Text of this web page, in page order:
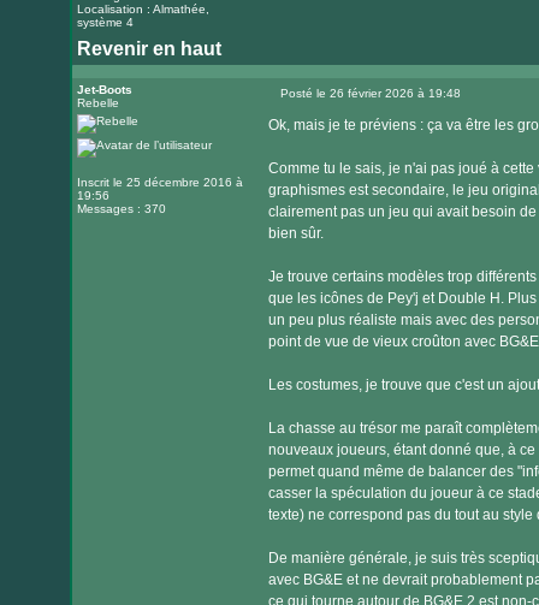
Localisation : Almathée,
système 4
Revenir en haut
Jet-Boots
Rebelle
Inscrit le 25 décembre 2016 à
19:56
Messages : 370
Posté le 26 février 2026 à 19:48
Ok, mais je te préviens : ça va être les
Comme tu le sais, je n'ai pas joué à
graphismes est secondaire, le jeu
clairement pas un jeu qui avait besoin
bien sûr.
Je trouve certains modèles trop
que les icônes de Pey'j et Double H.
un peu plus réaliste mais avec des
point de vue de vieux croûton avec
Les costumes, je trouve que c'est un
La chasse au trésor me paraît
nouveaux joueurs, étant donné que, à
permet quand même de balancer des
casser la spéculation du joueur à ce
texte) ne correspond pas du tout au style
De manière générale, je suis très
avec BG&E et ne devrait probablement
ce qui tourne autour de BG&E 2 est